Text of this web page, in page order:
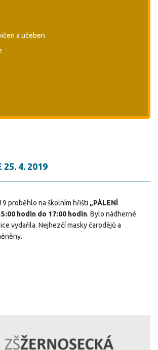
a učeben
25. 4. 2019
proběhlo na školním hřišti „PÁLENÍ
hodin do 17:00 hodin. Bylo nádherné
vydařila. Nejhezčí masky čarodějů a